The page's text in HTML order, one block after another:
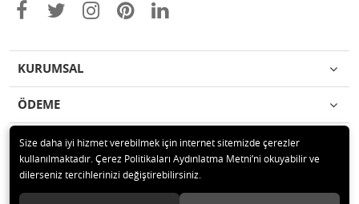
KURUMSAL
ÖDEME
İLETİŞİM
© 2020 Metin otomotiv hizmet ve ticaret ltd.şti Tüm hakları saklıdır.
Size daha iyi hizmet verebilmek için internet sitemizde çerezler
kullanılmaktadır. Çerez Politikaları Aydınlatma Metni’ni okuyabilir ve
dilerseniz tercihlerinizi değiştirebilirsiniz.